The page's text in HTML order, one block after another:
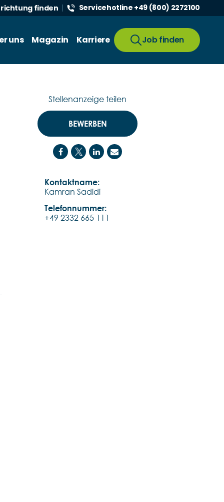
finden Servicehotline +49 (800) 2272100
uns Magazin Karriere Job finden
BEWERBEN
Kontaktname:
Kamran Sadidi
Telefonnummer:
+49 2332 665 111
Stellenanzeige teilen